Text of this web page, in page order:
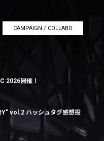
CAMPAIGN / COLLABO
2026開催！
vol.2 ハッシュタグ感想投